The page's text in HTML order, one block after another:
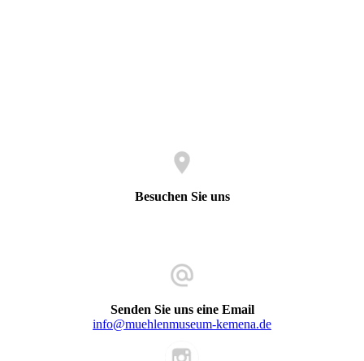
Besuchen Sie uns
Senden Sie uns eine Email
info@muehlenmuseum-kemena.de